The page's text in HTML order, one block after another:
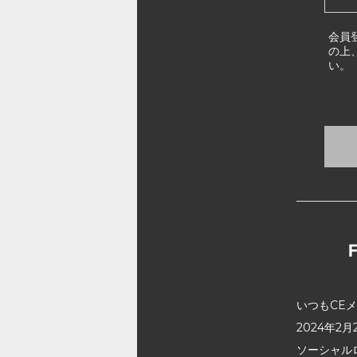
会員
の上
い。
いつもCE
2024年2月
ソーシャ